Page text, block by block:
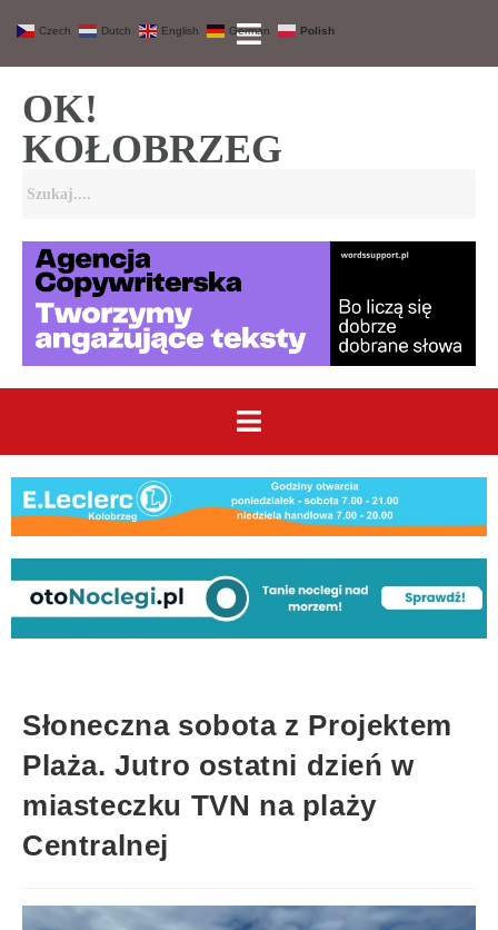
OK!
KOŁOBRZEG
Słoneczna sobota z Projektem
Plaża. Jutro ostatni dzień w
miasteczku TVN na plaży
Centralnej
Czech Dutch English German Polish